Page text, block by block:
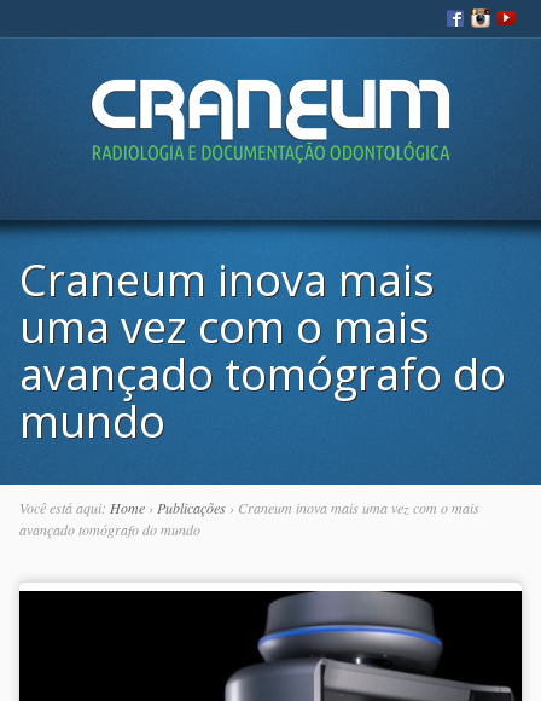
Ir para:
Craneum inova mais
uma vez com o mais
avançado tomógrafo do
mundo
Você está aqui: Home› Publicações› Craneum inova mais uma vez com o mais
avançado tomógrafo do mundo